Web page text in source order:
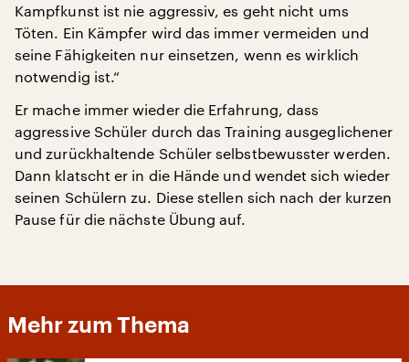
Kampfkunst ist nie aggressiv, es geht nicht ums
Töten. Ein Kämpfer wird das immer vermeiden und
seine Fähigkeiten nur einsetzen, wenn es wirklich
notwendig ist.“
Er mache immer wieder die Erfahrung, dass
aggressive Schüler durch das Training ausgeglichener
und zurückhaltende Schüler selbstbewusster werden.
Dann klatscht er in die Hände und wendet sich wieder
seinen Schülern zu. Diese stellen sich nach der kurzen
Pause für die nächste Übung auf.
Mehr zum Thema